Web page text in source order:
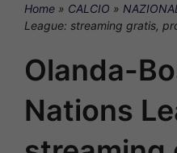
Home » CALCIO »
League: streaming gratis,
Olanda-
Nations